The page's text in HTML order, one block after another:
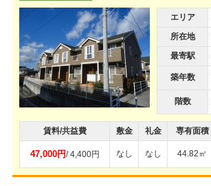
エリア
所在地
最寄駅
築年数
階数
賃料/共益費 敷金 礼金 専有面積
47,000円/ 4,400円 なし なし 44.82㎡